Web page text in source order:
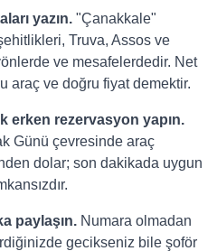
yazın. "Çanakkale"
Truva, Assos ve
ve mesafelerdedir. Net
araç ve doğru fiyat demektir.
erken rezervasyon yapın.
Günü çevresinde araç
dolar; son dakikada uygun
paylaşın. Numara olmadan
gecikseniz bile şoför